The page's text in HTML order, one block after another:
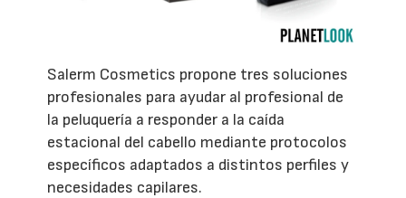
Salerm Cosmetics propone tres soluciones
profesionales para ayudar al profesional de
la peluquería a responder a la caída
estacional del cabello mediante protocolos
específicos adaptados a distintos perfiles y
necesidades capilares.